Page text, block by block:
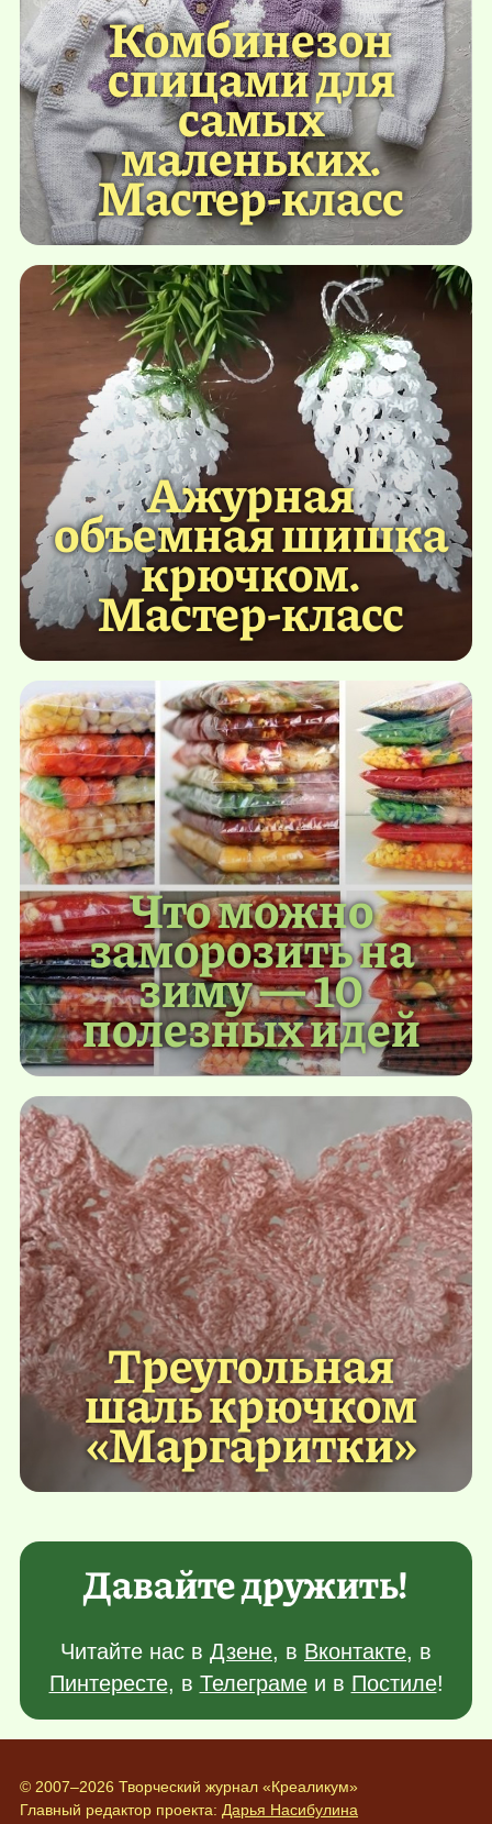
Комбинезон
спицами для
самых
маленьких.
Мастер-класс
Ажурная
объемная шишка
крючком.
Мастер-класс
Что можно
заморозить на
зиму — 10
полезных идей
Треугольная
шаль крючком
«Маргаритки»
Давайте дружить!
Читайте нас в Дзене, в Вконтакте, в
Пинтересте, в Телеграмеи в Постиле!
© 2007–2026 Творческий журнал «Креаликум»
Главный редактор проекта: Дарья Насибулина